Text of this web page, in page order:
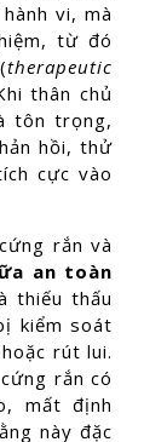
vi, mà
từ đó
therapeutic
thân chủ
tôn trọng,
hồi, thử
cực vào
rắn và
an toàn
thiếu thấu
kiểm soát
rút lui.
rắn có
mất định
này đặc